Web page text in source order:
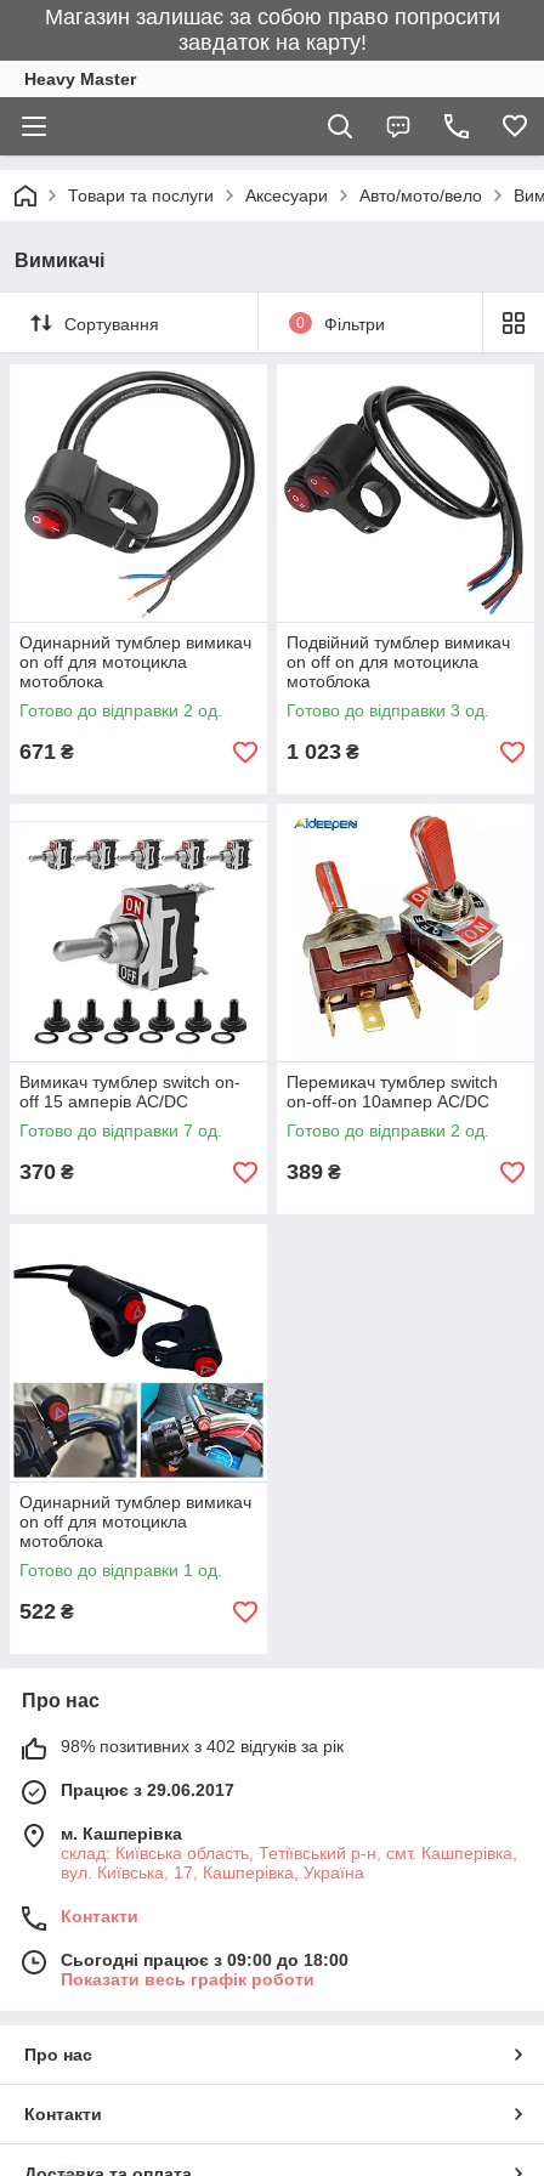
Магазин залишає за собою право попросити
завдаток на карту!
Heavy Master
Товари та послуги Аксесуари Авто/мото/вело
Вимикачі
Сортування 0 Фільтри
Одинарний тумблер вимикач
on off для мотоцикла
мотоблока
Готово до відправки 2 од.
671 ₴
Подвійний тумблер вимикач
on off on для мотоцикла
мотоблока
Готово до відправки 3 од.
1 023 ₴
Вимикач тумблер switch on-
off 15 амперів AC/DC
Готово до відправки 7 од.
370 ₴
Перемикач тумблер switch
on-off-on 10ампер AC/DC
Готово до відправки 2 од.
389 ₴
Одинарний тумблер вимикач
on off для мотоцикла
мотоблока
Готово до відправки 1 од.
522 ₴
Про нас
98% позитивних з 402 відгуків за рік
Працює з 29.06.2017
м. Кашперівка
склад: Київська область, Тетіївський р-н, смт. Кашперівка,
вул. Київська, 17, Кашперівка, Україна
Контакти
Сьогодні працює з 09:00 до 18:00
Показати весь графік роботи
Про нас
Контакти